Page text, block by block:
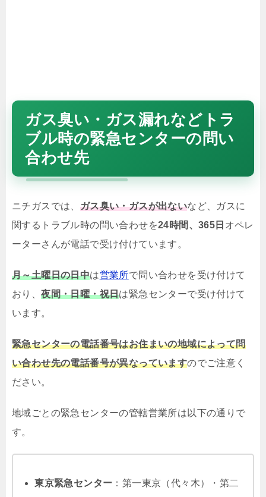
ガス臭い・ガス漏れなどトラ
ブル時の緊急センターの問い
合わせ先
ニチガスでは、 ガス臭い・ガスが出ないなど、ガスに
関するトラブル時の問い合わせを24時間、365日 オペレ
ーターさんが電話で受け付けています。
月～土曜日の日中は営業所で問い合わせを受け付けて
おり、夜間・日曜・祝日は緊急センターで受け付けて
います。
緊急センターの電話番号はお住まいの地域によって問
い合わせ先の電話番号が異なっていますのでご注意く
ださい。
地域ごとの緊急センターの管轄営業所は以下の通りで
す。
東京緊急センター ：第一東京（代々木）・第二